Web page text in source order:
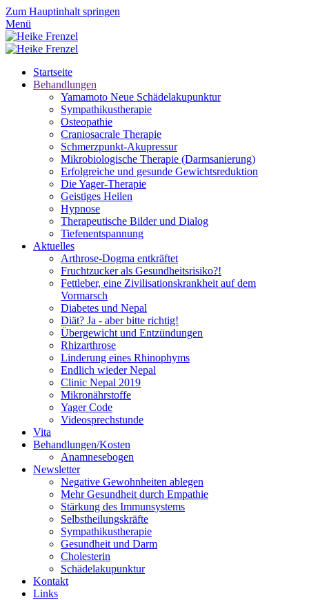
Zum Hauptinhalt springen
Menü
Startseite
Behandlungen
Yamamoto Neue Schädelakupunktur
Sympathikustherapie
Osteopathie
Craniosacrale Therapie
Schmerzpunkt-Akupressur
Mikrobiologische Therapie (Darmsanierung)
Erfolgreiche und gesunde Gewichtsreduktion
Die Yager-Therapie
Geistiges Heilen
Hypnose
Therapeutische Bilder und Dialog
Tiefenentspannung
Aktuelles
Arthrose-Dogma entkräftet
Fruchtzucker als Gesundheitsrisiko?!
Fettleber, eine Zivilisationskrankheit auf dem
Vormarsch
Diabetes und Nepal
Diät? Ja - aber bitte richtig!
Übergewicht und Entzündungen
Rhizarthrose
Linderung eines Rhinophyms
Endlich wieder Nepal
Clinic Nepal 2019
Mikronährstoffe
Yager Code
Videosprechstunde
Vita
Behandlungen/Kosten
Anamnesebogen
Newsletter
Negative Gewohnheiten ablegen
Mehr Gesundheit durch Empathie
Stärkung des Immunsystems
Selbstheilungskräfte
Sympathikustherapie
Gesundheit und Darm
Cholesterin
Schädelakupunktur
Kontakt
Links